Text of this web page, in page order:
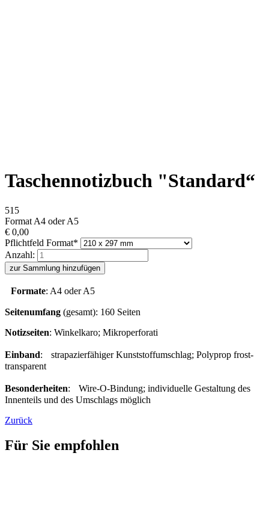
Taschennotizbuch "Standard“
515
Format A4 oder A5
€ 0,00
Pflichtfeld Format*
Anzahl:
zur Sammlung hinzufügen
Formate: A4 oder A5
Seitenumfang (gesamt): 160 Seiten
Notizseiten: Winkelkaro; Mikroperforati
Einband: strapazierfähiger Kunststoffumschlag; Polyprop frost-
transparent
Besonderheiten: Wire-O-Bindung; individuelle Gestaltung des
Innenteils und des Umschlags möglich
Zurück
Für Sie empfohlen